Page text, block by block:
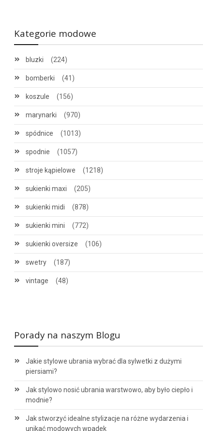
Kategorie modowe
bluzki (224)
bomberki (41)
koszule (156)
marynarki (970)
spódnice (1013)
spodnie (1057)
stroje kąpielowe (1218)
sukienki maxi (205)
sukienki midi (878)
sukienki mini (772)
sukienki oversize (106)
swetry (187)
vintage (48)
Porady na naszym Blogu
Jakie stylowe ubrania wybrać dla sylwetki z dużymi
piersiami?
Jak stylowo nosić ubrania warstwowo, aby było ciepło i
modnie?
Jak stworzyć idealne stylizacje na różne wydarzenia i
unikać modowych wpadek